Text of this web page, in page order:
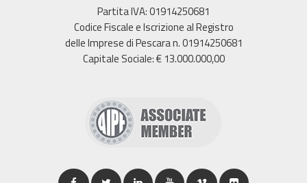
Partita IVA: 01914250681
Codice Fiscale e Iscrizione al Registro
delle Imprese di Pescara n. 01914250681
Capitale Sociale: € 13.000.000,00